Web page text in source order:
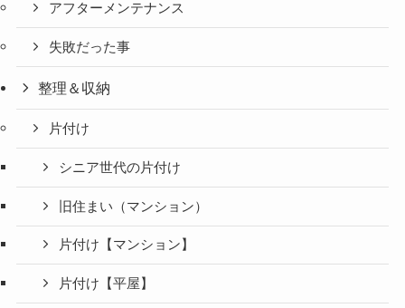
アフターメンテナンス
失敗だった事
整理＆収納
片付け
シニア世代の片付け
旧住まい（マンション）
片付け【マンション】
片付け【平屋】